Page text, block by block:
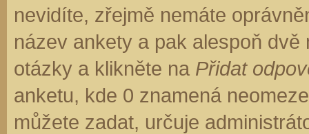
nevidíte, zřejmě nemáte
název ankety a pak alespoň
otázky a klikněte na Přidat
anketu, kde 0 znamená
můžete zadat, určuje